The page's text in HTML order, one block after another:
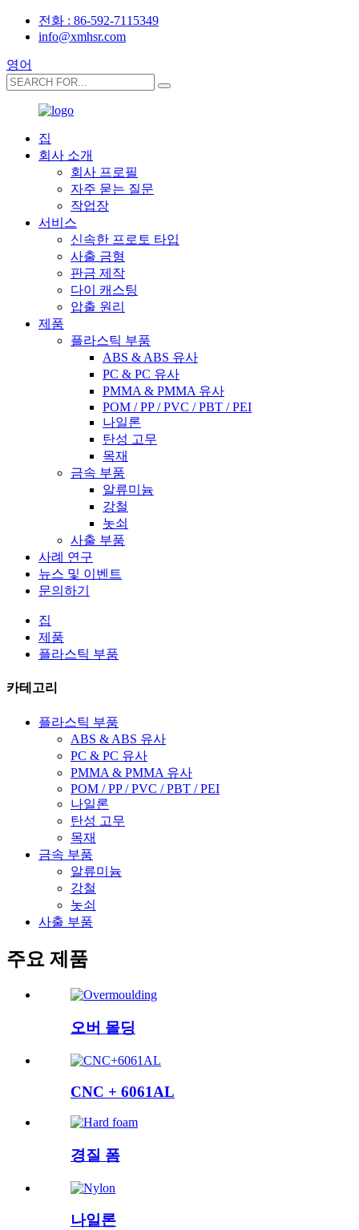
전화 : 86-592-7115349
info@xmhsr.com
영어
집
회사 소개
회사 프로필
자주 묻는 질문
작업장
서비스
신속한 프로토 타입
사출 금형
판금 제작
다이 캐스팅
압출 원리
제품
플라스틱 부품
ABS & ABS 유사
PC & PC 유사
PMMA & PMMA 유사
POM / PP / PVC / PBT / PEI
나일론
탄성 고무
목재
금속 부품
알류미늄
강철
놋쇠
사출 부품
사례 연구
뉴스 및 이벤트
문의하기
집
제품
플라스틱 부품
카테고리
플라스틱 부품
ABS & ABS 유사
PC & PC 유사
PMMA & PMMA 유사
POM / PP / PVC / PBT / PEI
나일론
탄성 고무
목재
금속 부품
알류미늄
강철
놋쇠
사출 부품
주요 제품
오버 몰딩
CNC + 6061AL
경질 폼
나일론